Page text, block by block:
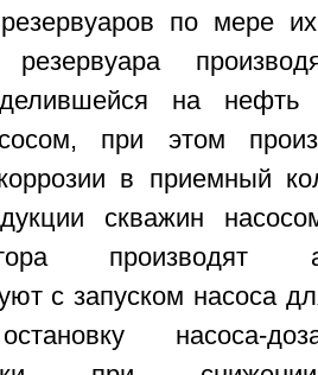
по мере
резервуара
на
при этом
в приемный
скважин
производят
с запуском насоса
насоса-